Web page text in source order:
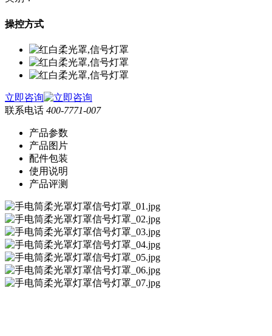
操控方式
立即咨询
联系电话 400-7771-007
产品参数
产品图片
配件包装
使用说明
产品评测